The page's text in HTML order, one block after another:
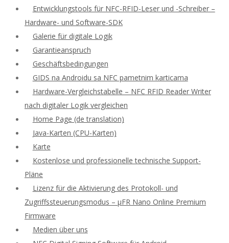
Entwicklungstools für NFC-RFID-Leser und -Schreiber –
Hardware- und Software-SDK
Galerie für digitale Logik
Garantieanspruch
Geschäftsbedingungen
GIDS na Androidu sa NFC pametnim karticama
Hardware-Vergleichstabelle – NFC RFID Reader Writer
nach digitaler Logik vergleichen
Home Page (de translation)
Java-Karten (CPU-Karten)
Karte
Kostenlose und professionelle technische Support-
Pläne
Lizenz für die Aktivierung des Protokoll- und
Zugriffssteuerungsmodus – μFR Nano Online Premium
Firmware
Medien über uns